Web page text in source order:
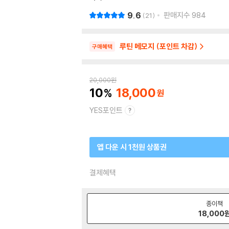
9.6 21 판매지수 984
구매혜택 루틴 메모지 (포인트 차감)
20,000원
10 18,000
YES포인트
앱 다운 시 1천원 상품권
결제혜택
종이책
18,000